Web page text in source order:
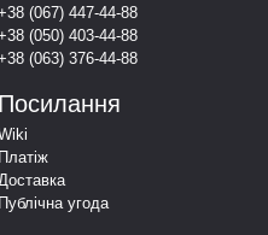
(067) 447-44-88
(050) 403-44-88
(063) 376-44-88
Посилання
Платіж
Доставка
Публічна угода